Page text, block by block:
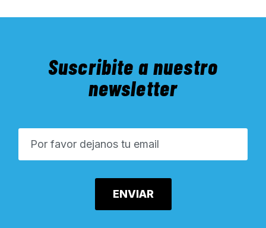
Suscribite a nuestro
newsletter